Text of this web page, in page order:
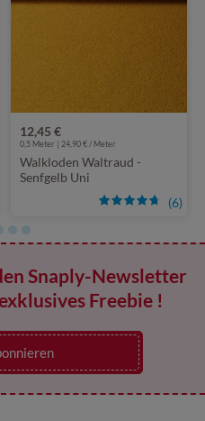
(6)
12,45 €
0,5 Meter | 24,90 € / Meter
Walkloden Waltraud -
Senfgelb Uni
Snaply-Newsletter
Freebie !